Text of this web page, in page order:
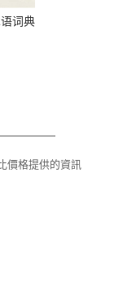
)
词典
價格提供的資訊